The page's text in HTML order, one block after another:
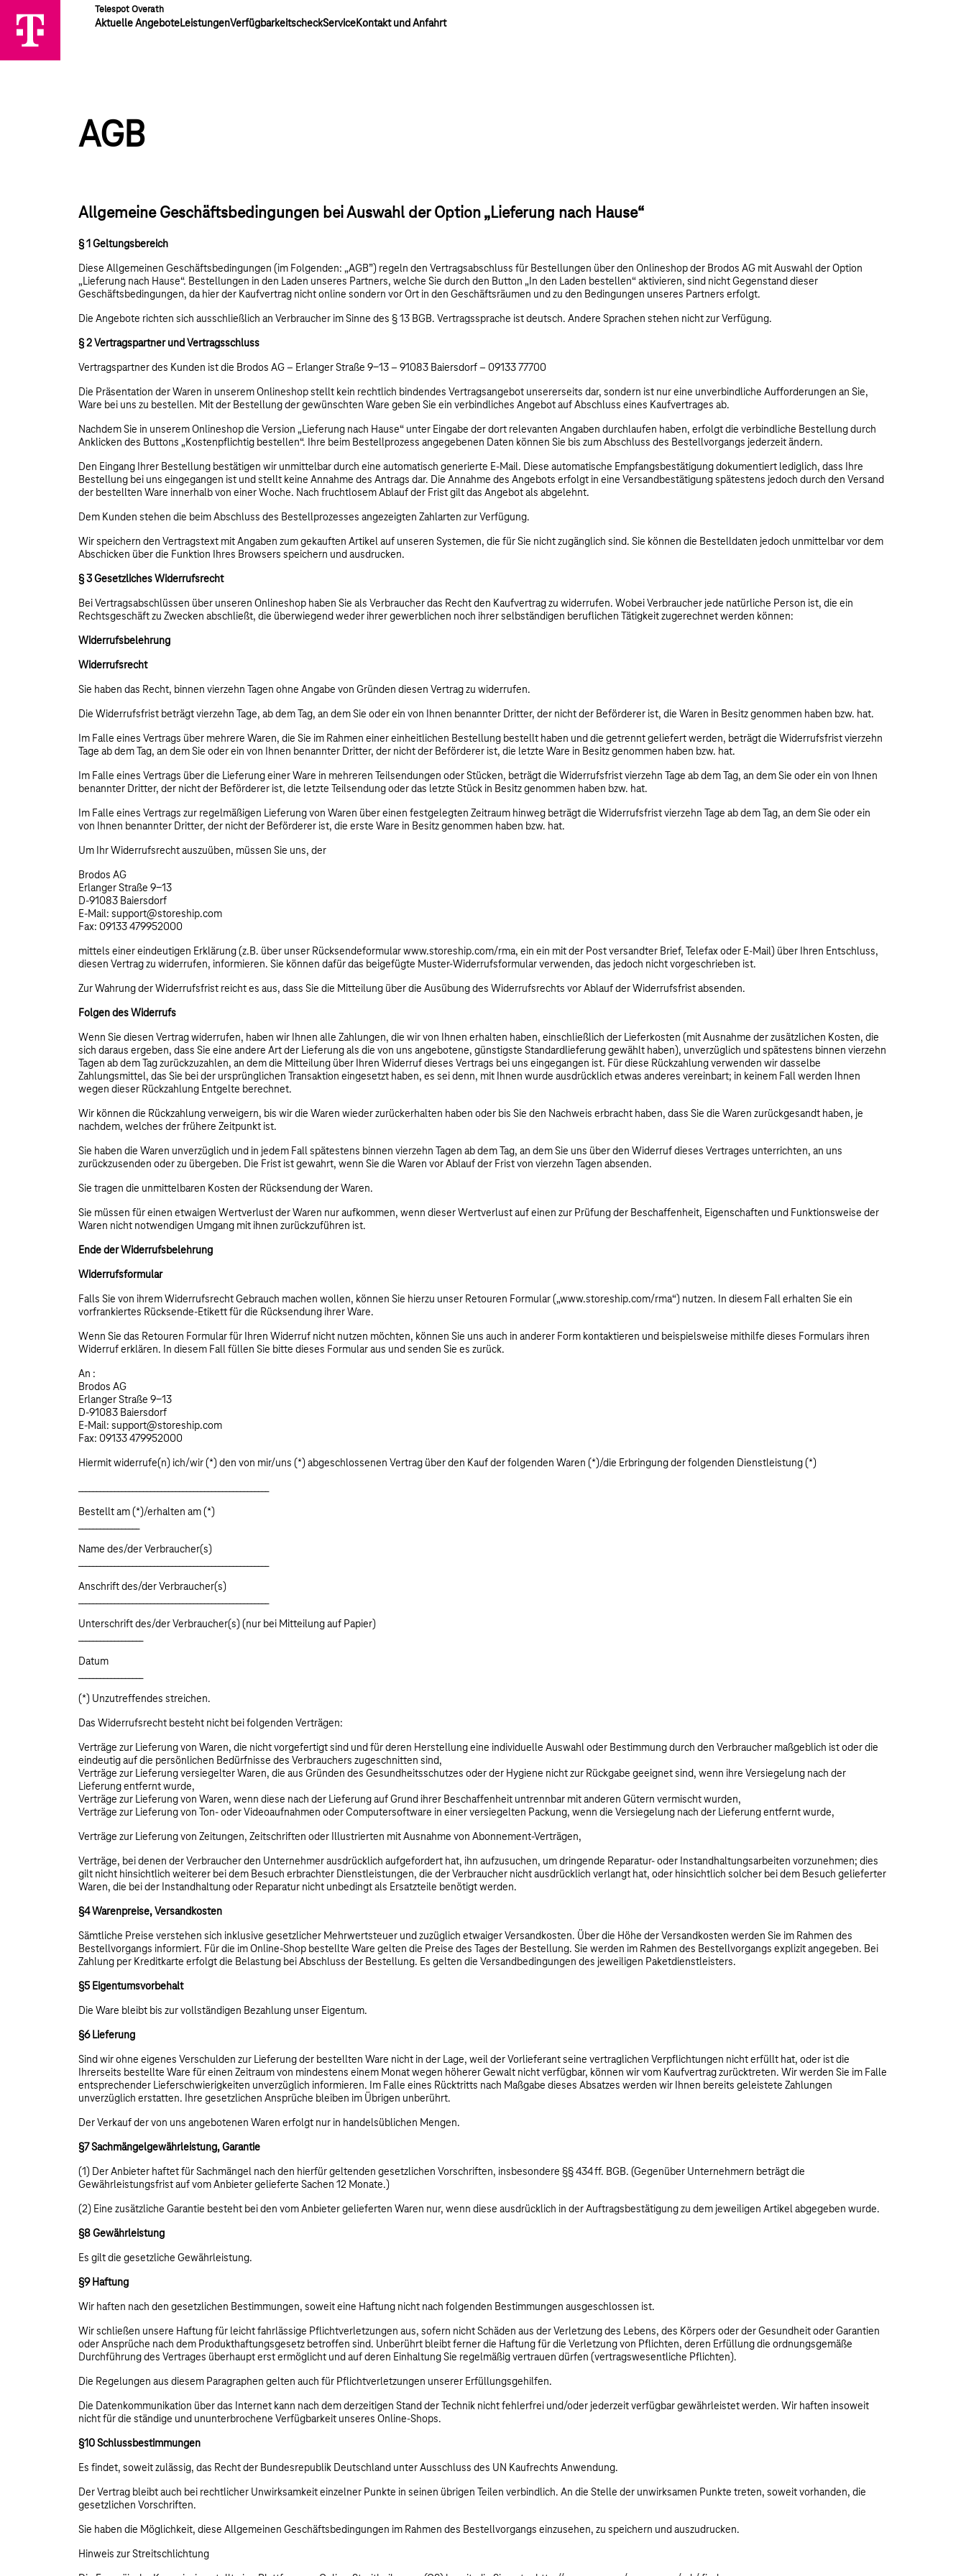
Telespot Overath
Aktuelle AngeboteLeistungenVerfügbarkeitscheckServiceKontakt und Anfahrt
AGB
Allgemeine Geschäftsbedingungen bei Auswahl der Option „Lieferung nach Hause“
§ 1 Geltungsbereich
Diese Allgemeinen Geschäftsbedingungen (im Folgenden: „AGB”) regeln den Vertragsabschluss für Bestellungen über den Onlineshop der Brodos AG mit Auswahl der Option
„Lieferung nach Hause“. Bestellungen in den Laden unseres Partners, welche Sie durch den Button „In den Laden bestellen“ aktivieren, sind nicht Gegenstand dieser
Geschäftsbedingungen, da hier der Kaufvertrag nicht online sondern vor Ort in den Geschäftsräumen und zu den Bedingungen unseres Partners erfolgt.
Die Angebote richten sich ausschließlich an Verbraucher im Sinne des § 13 BGB. Vertragssprache ist deutsch. Andere Sprachen stehen nicht zur Verfügung.
§ 2 Vertragspartner und Vertragsschluss
Vertragspartner des Kunden ist die Brodos AG – Erlanger Straße 9-13 – 91083 Baiersdorf – 09133 77700
Die Präsentation der Waren in unserem Onlineshop stellt kein rechtlich bindendes Vertragsangebot unsererseits dar, sondern ist nur eine unverbindliche Aufforderungen an Sie,
Ware bei uns zu bestellen. Mit der Bestellung der gewünschten Ware geben Sie ein verbindliches Angebot auf Abschluss eines Kaufvertrages ab.
Nachdem Sie in unserem Onlineshop die Version „Lieferung nach Hause“ unter Eingabe der dort relevanten Angaben durchlaufen haben, erfolgt die verbindliche Bestellung durch
Anklicken des Buttons „Kostenpflichtig bestellen“. Ihre beim Bestellprozess angegebenen Daten können Sie bis zum Abschluss des Bestellvorgangs jederzeit ändern.
Den Eingang Ihrer Bestellung bestätigen wir unmittelbar durch eine automatisch generierte E-Mail. Diese automatische Empfangsbestätigung dokumentiert lediglich, dass Ihre
Bestellung bei uns eingegangen ist und stellt keine Annahme des Antrags dar. Die Annahme des Angebots erfolgt in eine Versandbestätigung spätestens jedoch durch den Versand
der bestellten Ware innerhalb von einer Woche. Nach fruchtlosem Ablauf der Frist gilt das Angebot als abgelehnt.
Dem Kunden stehen die beim Abschluss des Bestellprozesses angezeigten Zahlarten zur Verfügung.
Wir speichern den Vertragstext mit Angaben zum gekauften Artikel auf unseren Systemen, die für Sie nicht zugänglich sind. Sie können die Bestelldaten jedoch unmittelbar vor dem
Abschicken über die Funktion Ihres Browsers speichern und ausdrucken.
§ 3 Gesetzliches Widerrufsrecht
Bei Vertragsabschlüssen über unseren Onlineshop haben Sie als Verbraucher das Recht den Kaufvertrag zu widerrufen. Wobei Verbraucher jede natürliche Person ist, die ein
Rechtsgeschäft zu Zwecken abschließt, die überwiegend weder ihrer gewerblichen noch ihrer selbständigen beruflichen Tätigkeit zugerechnet werden können:
Widerrufsbelehrung
Widerrufsrecht
Sie haben das Recht, binnen vierzehn Tagen ohne Angabe von Gründen diesen Vertrag zu widerrufen.
Die Widerrufsfrist beträgt vierzehn Tage, ab dem Tag, an dem Sie oder ein von Ihnen benannter Dritter, der nicht der Beförderer ist, die Waren in Besitz genommen haben bzw. hat.
Im Falle eines Vertrags über mehrere Waren, die Sie im Rahmen einer einheitlichen Bestellung bestellt haben und die getrennt geliefert werden, beträgt die Widerrufsfrist vierzehn
Tage ab dem Tag, an dem Sie oder ein von Ihnen benannter Dritter, der nicht der Beförderer ist, die letzte Ware in Besitz genommen haben bzw. hat.
Im Falle eines Vertrags über die Lieferung einer Ware in mehreren Teilsendungen oder Stücken, beträgt die Widerrufsfrist vierzehn Tage ab dem Tag, an dem Sie oder ein von Ihnen
benannter Dritter, der nicht der Beförderer ist, die letzte Teilsendung oder das letzte Stück in Besitz genommen haben bzw. hat.
Im Falle eines Vertrags zur regelmäßigen Lieferung von Waren über einen festgelegten Zeitraum hinweg beträgt die Widerrufsfrist vierzehn Tage ab dem Tag, an dem Sie oder ein
von Ihnen benannter Dritter, der nicht der Beförderer ist, die erste Ware in Besitz genommen haben bzw. hat.
Um Ihr Widerrufsrecht auszuüben, müssen Sie uns, der
Brodos AG
Erlanger Straße 9-13
D-91083 Baiersdorf
E-Mail: support@storeship.com
Fax: 09133 479952000
mittels einer eindeutigen Erklärung (z.B. über unser Rücksendeformular www.storeship.com/rma, ein ein mit der Post versandter Brief, Telefax oder E-Mail) über Ihren Entschluss,
diesen Vertrag zu widerrufen, informieren. Sie können dafür das beigefügte Muster-Widerrufsformular verwenden, das jedoch nicht vorgeschrieben ist.
Zur Wahrung der Widerrufsfrist reicht es aus, dass Sie die Mitteilung über die Ausübung des Widerrufsrechts vor Ablauf der Widerrufsfrist absenden.
Folgen des Widerrufs
Wenn Sie diesen Vertrag widerrufen, haben wir Ihnen alle Zahlungen, die wir von Ihnen erhalten haben, einschließlich der Lieferkosten (mit Ausnahme der zusätzlichen Kosten, die
sich daraus ergeben, dass Sie eine andere Art der Lieferung als die von uns angebotene, günstigste Standardlieferung gewählt haben), unverzüglich und spätestens binnen vierzehn
Tagen ab dem Tag zurückzuzahlen, an dem die Mitteilung über Ihren Widerruf dieses Vertrags bei uns eingegangen ist. Für diese Rückzahlung verwenden wir dasselbe
Zahlungsmittel, das Sie bei der ursprünglichen Transaktion eingesetzt haben, es sei denn, mit Ihnen wurde ausdrücklich etwas anderes vereinbart; in keinem Fall werden Ihnen
wegen dieser Rückzahlung Entgelte berechnet.
Wir können die Rückzahlung verweigern, bis wir die Waren wieder zurückerhalten haben oder bis Sie den Nachweis erbracht haben, dass Sie die Waren zurückgesandt haben, je
nachdem, welches der frühere Zeitpunkt ist.
Sie haben die Waren unverzüglich und in jedem Fall spätestens binnen vierzehn Tagen ab dem Tag, an dem Sie uns über den Widerruf dieses Vertrages unterrichten, an uns
zurückzusenden oder zu übergeben. Die Frist ist gewahrt, wenn Sie die Waren vor Ablauf der Frist von vierzehn Tagen absenden.
Sie tragen die unmittelbaren Kosten der Rücksendung der Waren.
Sie müssen für einen etwaigen Wertverlust der Waren nur aufkommen, wenn dieser Wertverlust auf einen zur Prüfung der Beschaffenheit, Eigenschaften und Funktionsweise der
Waren nicht notwendigen Umgang mit ihnen zurückzuführen ist.
Ende der Widerrufsbelehrung
Widerrufsformular
Falls Sie von ihrem Widerrufsrecht Gebrauch machen wollen, können Sie hierzu unser Retouren Formular („www.storeship.com/rma“) nutzen. In diesem Fall erhalten Sie ein
vorfrankiertes Rücksende-Etikett für die Rücksendung ihrer Ware.
Wenn Sie das Retouren Formular für Ihren Widerruf nicht nutzen möchten, können Sie uns auch in anderer Form kontaktieren und beispielsweise mithilfe dieses Formulars ihren
Widerruf erklären. In diesem Fall füllen Sie bitte dieses Formular aus und senden Sie es zurück.
An :
Brodos AG
Erlanger Straße 9-13
D-91083 Baiersdorf
E-Mail: support@storeship.com
Fax: 09133 479952000
Hiermit widerrufe(n) ich/wir (*) den von mir/uns (*) abgeschlossenen Vertrag über den Kauf der folgenden Waren (*)/die Erbringung der folgenden Dienstleistung (*)
Bestellt am (*)/erhalten am (*)
Name des/der Verbraucher(s)
Anschrift des/der Verbraucher(s)
Unterschrift des/der Verbraucher(s) (nur bei Mitteilung auf Papier)
Datum
(*) Unzutreffendes streichen.
Das Widerrufsrecht besteht nicht bei folgenden Verträgen:
Verträge zur Lieferung von Waren, die nicht vorgefertigt sind und für deren Herstellung eine individuelle Auswahl oder Bestimmung durch den Verbraucher maßgeblich ist oder die
eindeutig auf die persönlichen Bedürfnisse des Verbrauchers zugeschnitten sind,
Verträge zur Lieferung versiegelter Waren, die aus Gründen des Gesundheitsschutzes oder der Hygiene nicht zur Rückgabe geeignet sind, wenn ihre Versiegelung nach der
Lieferung entfernt wurde,
Verträge zur Lieferung von Waren, wenn diese nach der Lieferung auf Grund ihrer Beschaffenheit untrennbar mit anderen Gütern vermischt wurden,
Verträge zur Lieferung von Ton- oder Videoaufnahmen oder Computersoftware in einer versiegelten Packung, wenn die Versiegelung nach der Lieferung entfernt wurde,
Verträge zur Lieferung von Zeitungen, Zeitschriften oder Illustrierten mit Ausnahme von Abonnement-Verträgen,
Verträge, bei denen der Verbraucher den Unternehmer ausdrücklich aufgefordert hat, ihn aufzusuchen, um dringende Reparatur- oder Instandhaltungsarbeiten vorzunehmen; dies
gilt nicht hinsichtlich weiterer bei dem Besuch erbrachter Dienstleistungen, die der Verbraucher nicht ausdrücklich verlangt hat, oder hinsichtlich solcher bei dem Besuch gelieferter
Waren, die bei der Instandhaltung oder Reparatur nicht unbedingt als Ersatzteile benötigt werden.
§4 Warenpreise, Versandkosten
Sämtliche Preise verstehen sich inklusive gesetzlicher Mehrwertsteuer und zuzüglich etwaiger Versandkosten. Über die Höhe der Versandkosten werden Sie im Rahmen des
Bestellvorgangs informiert. Für die im Online-Shop bestellte Ware gelten die Preise des Tages der Bestellung. Sie werden im Rahmen des Bestellvorgangs explizit angegeben. Bei
Zahlung per Kreditkarte erfolgt die Belastung bei Abschluss der Bestellung. Es gelten die Versandbedingungen des jeweiligen Paketdienstleisters.
§5 Eigentumsvorbehalt
Die Ware bleibt bis zur vollständigen Bezahlung unser Eigentum.
§6 Lieferung
Sind wir ohne eigenes Verschulden zur Lieferung der bestellten Ware nicht in der Lage, weil der Vorlieferant seine vertraglichen Verpflichtungen nicht erfüllt hat, oder ist die
Ihrerseits bestellte Ware für einen Zeitraum von mindestens einem Monat wegen höherer Gewalt nicht verfügbar, können wir vom Kaufvertrag zurücktreten. Wir werden Sie im Falle
entsprechender Lieferschwierigkeiten unverzüglich informieren. Im Falle eines Rücktritts nach Maßgabe dieses Absatzes werden wir Ihnen bereits geleistete Zahlungen
unverzüglich erstatten. Ihre gesetzlichen Ansprüche bleiben im Übrigen unberührt.
Der Verkauf der von uns angebotenen Waren erfolgt nur in handelsüblichen Mengen.
§7 Sachmängelgewährleistung, Garantie
(1) Der Anbieter haftet für Sachmängel nach den hierfür geltenden gesetzlichen Vorschriften, insbesondere §§ 434 ff. BGB. (Gegenüber Unternehmern beträgt die
Gewährleistungsfrist auf vom Anbieter gelieferte Sachen 12 Monate.)
(2) Eine zusätzliche Garantie besteht bei den vom Anbieter gelieferten Waren nur, wenn diese ausdrücklich in der Auftragsbestätigung zu dem jeweiligen Artikel abgegeben wurde.
§8 Gewährleistung
Es gilt die gesetzliche Gewährleistung.
§9 Haftung
Wir haften nach den gesetzlichen Bestimmungen, soweit eine Haftung nicht nach folgenden Bestimmungen ausgeschlossen ist.
Wir schließen unsere Haftung für leicht fahrlässige Pflichtverletzungen aus, sofern nicht Schäden aus der Verletzung des Lebens, des Körpers oder der Gesundheit oder Garantien
oder Ansprüche nach dem Produkthaftungsgesetz betroffen sind. Unberührt bleibt ferner die Haftung für die Verletzung von Pflichten, deren Erfüllung die ordnungsgemäße
Durchführung des Vertrages überhaupt erst ermöglicht und auf deren Einhaltung Sie regelmäßig vertrauen dürfen (vertragswesentliche Pflichten).
Die Regelungen aus diesem Paragraphen gelten auch für Pflichtverletzungen unserer Erfüllungsgehilfen.
Die Datenkommunikation über das Internet kann nach dem derzeitigen Stand der Technik nicht fehlerfrei und/oder jederzeit verfügbar gewährleistet werden. Wir haften insoweit
nicht für die ständige und ununterbrochene Verfügbarkeit unseres Online-Shops.
§10 Schlussbestimmungen
Es findet, soweit zulässig, das Recht der Bundesrepublik Deutschland unter Ausschluss des UN Kaufrechts Anwendung.
Der Vertrag bleibt auch bei rechtlicher Unwirksamkeit einzelner Punkte in seinen übrigen Teilen verbindlich. An die Stelle der unwirksamen Punkte treten, soweit vorhanden, die
gesetzlichen Vorschriften.
Sie haben die Möglichkeit, diese Allgemeinen Geschäftsbedingungen im Rahmen des Bestellvorgangs einzusehen, zu speichern und auszudrucken.
Hinweis zur Streitschlichtung